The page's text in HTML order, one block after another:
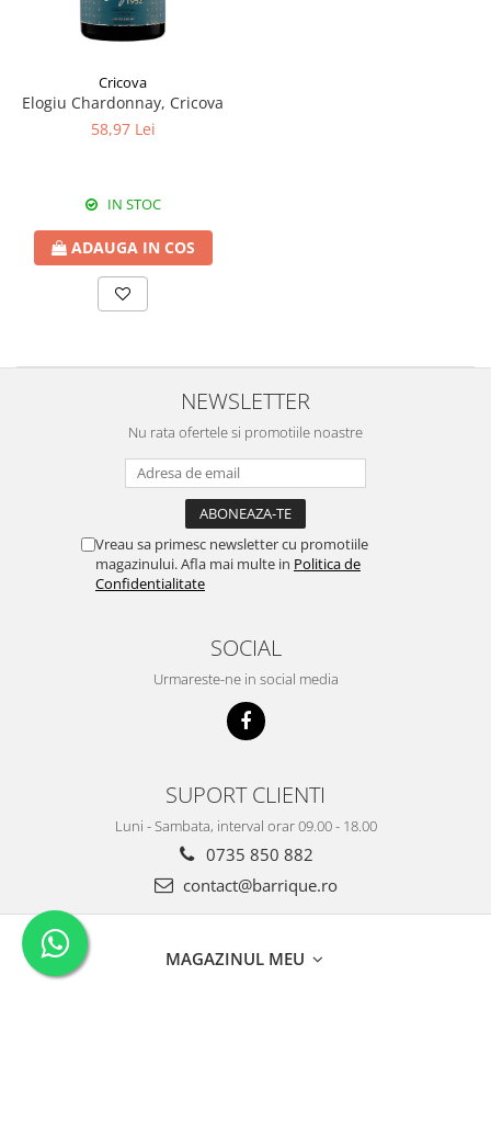
Cricova
Elogiu Chardonnay, Cricova
58,97 Lei
IN STOC
ADAUGA IN COS
NEWSLETTER
Nu rata ofertele si promotiile noastre
Vreau sa primesc newsletter cu promotiile
magazinului. Afla mai multe in Politica de
Confidentialitate
SOCIAL
Urmareste-ne in social media
SUPORT CLIENTI
Luni - Sambata, interval orar 09.00 - 18.00
0735 850 882
contact@barrique.ro
MAGAZINUL MEU